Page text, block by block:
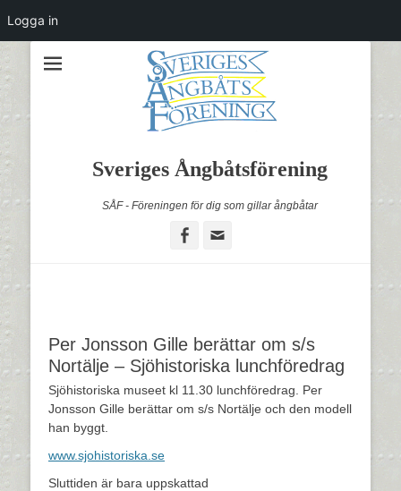
Sveriges Ångbåtsförening
SÅF - Föreningen för dig som gillar ångbåtar
Facebook
Per Jonsson Gille berättar om s/s
Nortälje – Sjöhistoriska lunchföredrag
Sjöhistoriska museet kl 11.30 lunchföredrag. Per
Jonsson Gille berättar om s/s Nortälje och den modell
han byggt.
www.sjohistoriska.se
Sluttiden är bara uppskattad
Logga in